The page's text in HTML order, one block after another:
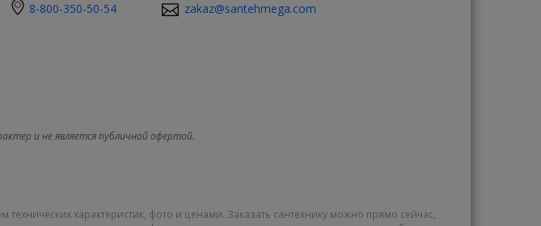
8-800-350-50-54 zakaz@santehmega.com
и не является публичной офертой.
характеристик, фото и ценами. Заказать сантехнику можно прямо сейчас,